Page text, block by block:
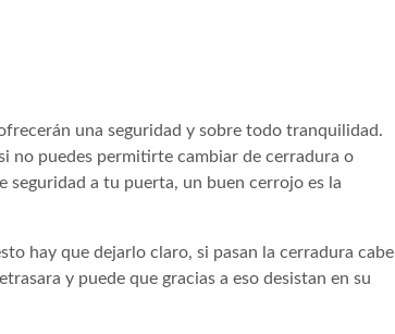
una seguridad y sobre todo tranquilidad.
no puedes permitirte cambiar de cerradura o
seguridad a tu puerta, un buen cerrojo es la
hay que dejarlo claro, si pasan la cerradura cabe
y puede que gracias a eso desistan en su